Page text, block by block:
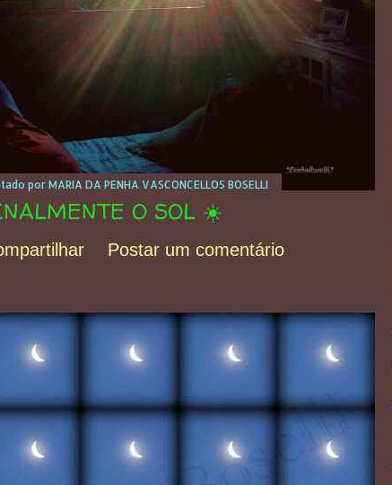
porMARIA DA PENHA VASCONCELLOS BOSELLI
O SOL ☀️
Postar um comentário